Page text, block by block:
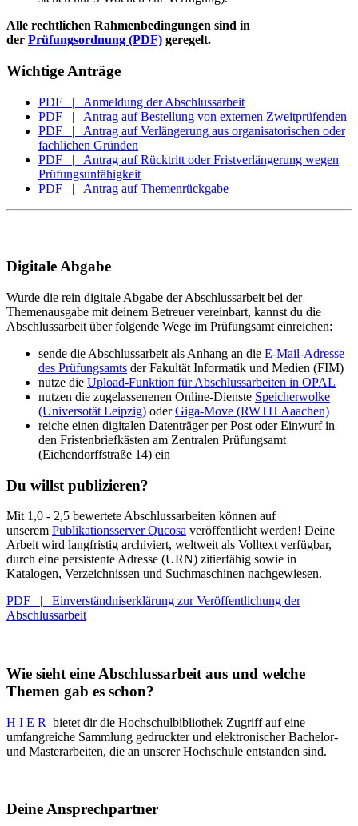
Alle rechtlichen Rahmenbedingungen sind in
der Prüfungsordnung (PDF) geregelt.
Wichtige Anträge
PDF | Anmeldung der Abschlussarbeit
PDF | Antrag auf Bestellung von externen Zweitprüfenden
PDF | Antrag auf Verlängerung aus organisatorischen oder
fachlichen Gründen
PDF | Antrag auf Rücktritt oder Fristverlängerung wegen
Prüfungsunfähigkeit
PDF | Antrag auf Themenrückgabe
Digitale Abgabe
Wurde die rein digitale Abgabe der Abschlussarbeit bei der
Themenausgabe mit deinem Betreuer vereinbart, kannst du die
Abschlussarbeit über folgende Wege im Prüfungsamt einreichen:
sende die Abschlussarbeit als Anhang an die E-Mail-Adresse
des Prüfungsamts der Fakultät Informatik und Medien (FIM)
nutze die Upload-Funktion für Abschlussarbeiten in OPAL
nutzen die zugelassenenen Online-Dienste Speicherwolke
(Universotät Leipzig) oderGiga-Move (RWTH Aaachen)
reiche einen digitalen Datenträger per Post oder Einwurf in
den Fristenbriefkästen am Zentralen Prüfungsamt
(Eichendorffstraße 14) ein
Du willst publizieren?
Mit 1,0 - 2,5 bewertete Abschlussarbeiten können auf
unserem Publikationsserver Qucosa veröffentlicht werden! Deine
Arbeit wird langfristig archiviert, weltweit als Volltext verfügbar,
durch eine persistente Adresse (URN) zitierfähig sowie in
Katalogen, Verzeichnissen und Suchmaschinen nachgewiesen.
PDF | Einverständniserklärung zur Veröffentlichung der
Abschlussarbeit
Wie sieht eine Abschlussarbeit aus und welche
Themen gab es schon?
H I E R bietet dir die Hochschulbibliothek Zugriff auf eine
umfangreiche Sammlung gedruckter und elektronischer Bachelor-
und Masterarbeiten, die an unserer Hochschule entstanden sind.
Deine Ansprechpartner